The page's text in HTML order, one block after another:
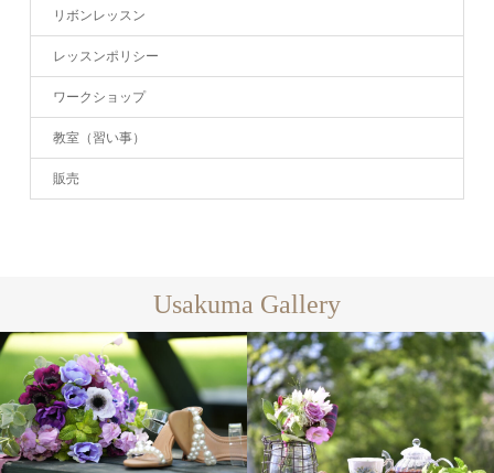
リボンレッスン
レッスンポリシー
ワークショップ
教室（習い事）
販売
Usakuma Gallery